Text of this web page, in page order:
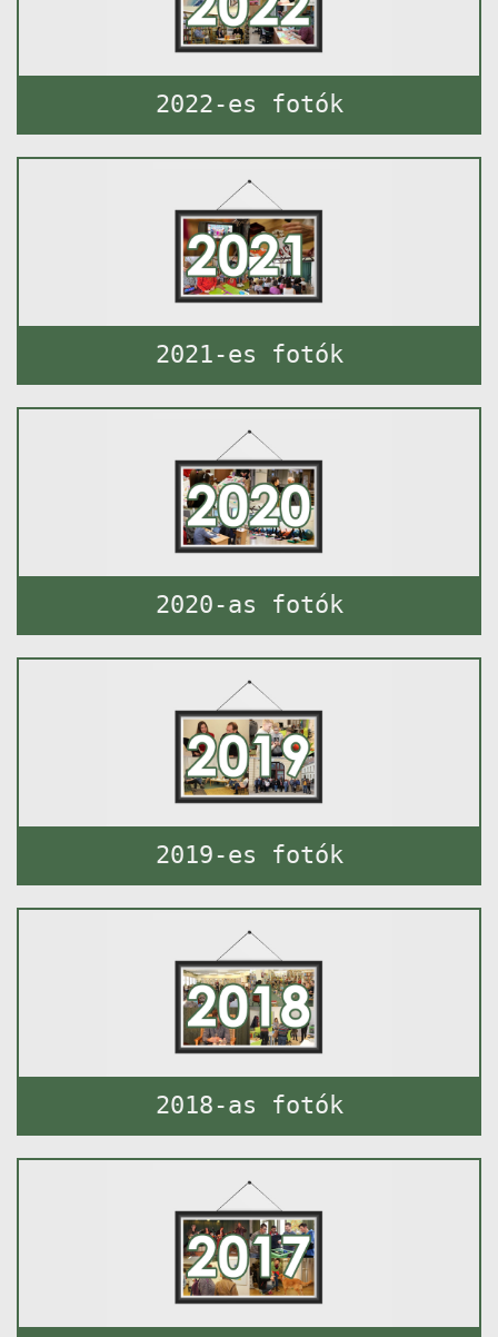
2022-es fotók
2021-es fotók
2020-as fotók
2019-es fotók
2018-as fotók